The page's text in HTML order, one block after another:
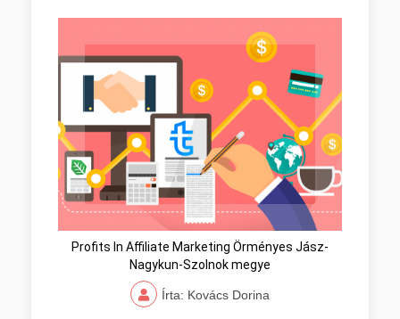
Profits In Affiliate Marketing Örményes Jász-
Nagykun-Szolnok megye
Írta: Kovács Dorina